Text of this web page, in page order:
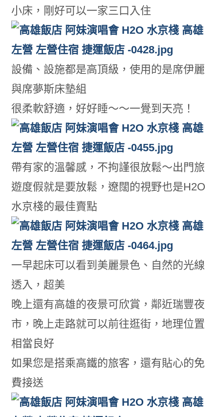
小床，剛好可以一家三口入住
設備、設施都是高頂級，使用的是席伊麗
與席夢斯床墊組
很柔軟舒適，好好睡～～一覺到天亮！
帶有家的溫馨感，不拘謹很放鬆～出門旅
遊度假就是要放鬆，遼闊的視野也是H2O
水京棧的最佳賣點
一早起床可以看到美麗景色、自然的光線
透入，超美
晚上還有高雄的夜景可欣賞，鄰近瑞豐夜
市，晚上走路就可以前往逛街，地理位置
相當良好
如果您是搭乘高鐵的旅客，還有貼心的免
費接送